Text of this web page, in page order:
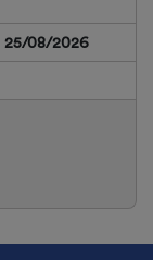
25/08/2026